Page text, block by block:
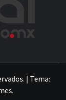
| Tema:
.